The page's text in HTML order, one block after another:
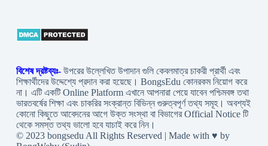
বিশেষ দ্রষ্টব্যঃ- উপরের উল্লেখিত উপাদান গুলি কেবলমাত্র চাকরী প্রার্থী এবং
শিক্ষার্থীদের উদ্দেশ্যে প্রদান করা হয়েছে। BongsEdu কোনরকম নিয়োগ করে
না। এটি একটি Online Platform এখানে আপনারা পেয়ে যাবেন পশ্চিমবঙ্গ তথা
ভারতবর্ষের শিক্ষা এবং চাকরির সংক্রান্ত বিভিন্ন গুরুত্বপূর্ণ তথ্য সমূহ। অবশ্যই
কোনো কিছুতে আবেদনের আগে উক্ত সংস্থা বা বিভাগের Official Notice টি
থেকে সমস্ত তথ্য ভালো হবে যাচাই করে নিন।
© 2023 bongsedu All Rights Reserved | Made with ♥ by